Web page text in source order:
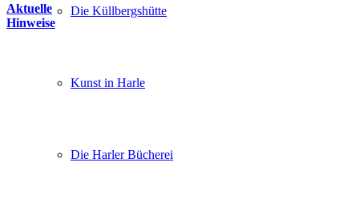
Die Küllbergshütte
Kunst in Harle
Die Harler Bücherei
Aktuelle
Hinweise